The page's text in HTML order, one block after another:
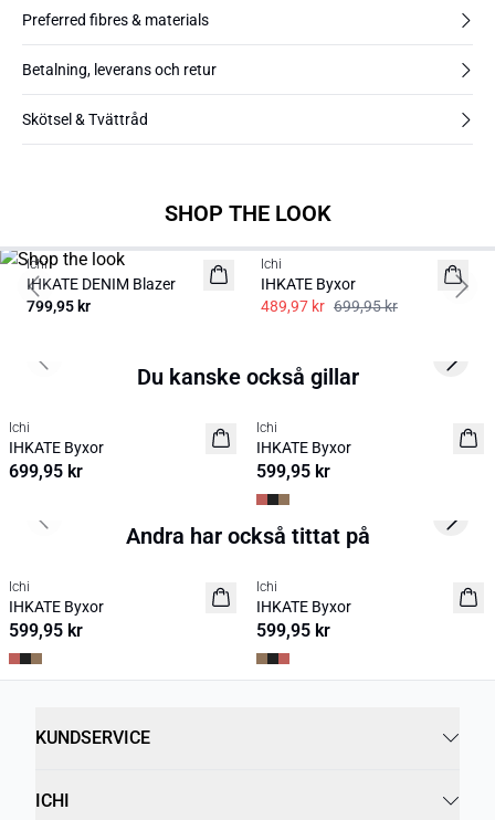
Preferred fibres & materials
Betalning, leverans och retur
Skötsel & Tvättråd
SHOP THE LOOK
Ichi
IHKATE DENIM Blazer
799,95 kr
SALE | 30%
Ichi
IHKATE Byxor
489,97 kr 699,95 kr
Previous slide Next
Du kanske också gillar
NYHET
Ichi
IHKATE Byxor
699,95 kr
NYHET
Ichi
IHKATE Byxor
599,95 kr
Previous slide Next
Andra har också tittat på
NYHET
Ichi
IHKATE Byxor
599,95 kr
NYHET
Ichi
IHKATE Byxor
599,95 kr
Previous slide Next
KUNDSERVICE
ICHI